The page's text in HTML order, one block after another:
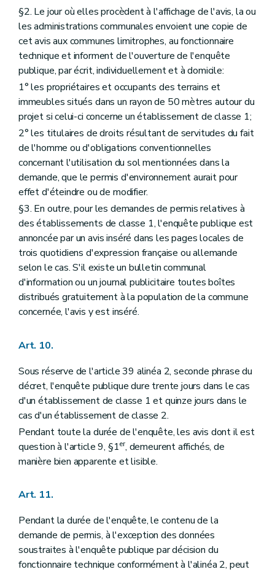
§2. Le jour où elles procèdent à l'affichage de l'avis, la ou
les administrations communales envoient une copie de
cet avis aux communes limitrophes, au fonctionnaire
technique et informent de l'ouverture de l'enquête
publique, par écrit, individuellement et à domicile:
1° les propriétaires et occupants des terrains et
immeubles situés dans un rayon de 50 mètres autour du
projet si celui-ci concerne un établissement de classe 1;
2° les titulaires de droits résultant de servitudes du fait
de l'homme ou d'obligations conventionnelles
concernant l'utilisation du sol mentionnées dans la
demande, que le permis d'environnement aurait pour
effet d'éteindre ou de modifier.
§3. En outre, pour les demandes de permis relatives à
des établissements de classe 1, l'enquête publique est
annoncée par un avis inséré dans les pages locales de
trois quotidiens d'expression française ou allemande
selon le cas. S'il existe un bulletin communal
d'information ou un journal publicitaire toutes boîtes
distribués gratuitement à la population de la commune
concernée, l'avis y est inséré.
Art. 10.
Sous réserve de l'article 39 alinéa 2, seconde phrase du
décret, l'enquête publique dure trente jours dans le cas
d'un établissement de classe 1 et quinze jours dans le
cas d'un établissement de classe 2.
Pendant toute la durée de l'enquête, les avis dont il est
question à l'article 9, §1er, demeurent affichés, de
manière bien apparente et lisible.
Art. 11.
Pendant la durée de l'enquête, le contenu de la
demande de permis, à l'exception des données
soustraites à l'enquête publique par décision du
fonctionnaire technique conformément à l'alinéa 2, peut